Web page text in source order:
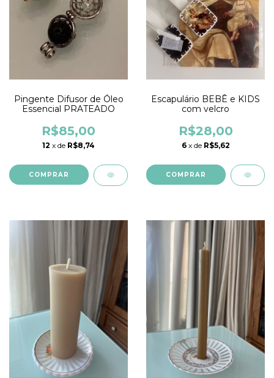
Pingente Difusor de Óleo
Essencial PRATEADO
R$85,00
12 x de R$8,74
Escapulário BEBÊ e KIDS
com velcro
R$28,00
6 x de R$5,62